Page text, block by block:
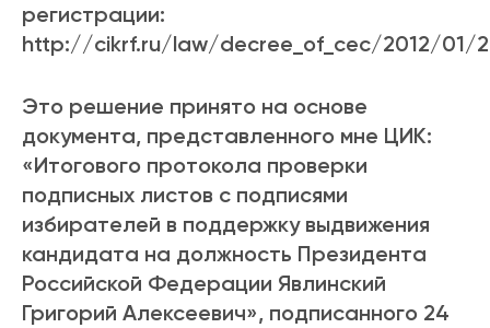
регистрации:
http://cikrf.ru/law/decree_of_cec/2012/01/
Это решение принято на основе
документа, представленного мне ЦИК:
«Итогового протокола проверки
подписных листов с подписями
избирателей в поддержку выдвижения
кандидата на должность Президента
Российской Федерации Явлинский
Григорий Алексеевич», подписанного 24